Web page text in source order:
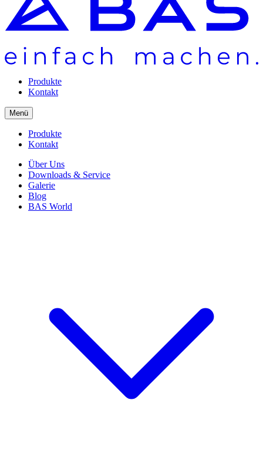
Produkte
Kontakt
Menü
Produkte
Kontakt
Über Uns
Downloads & Service
Galerie
Blog
BAS World